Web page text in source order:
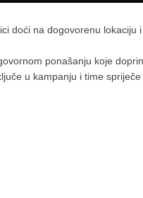
doći na dogovorenu lokaciju
ponašanju koje
u kampanju i time